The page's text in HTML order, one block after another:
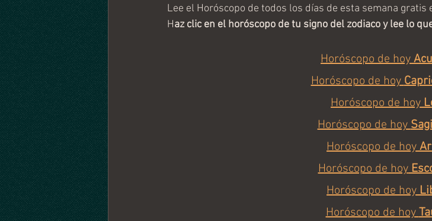
Lee el Horóscopo de todos los días de esta semana gratis
Haz clic en el horóscopo de tu signo del zodiaco y lee lo
Horóscopo de hoy
Horóscopo de hoy
Horóscopo de hoy
Horóscopo de hoy
Horóscopo de hoy
Horóscopo de hoy
Horóscopo de hoy
Horóscopo de hoy